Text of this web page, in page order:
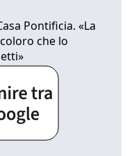
Pontificia. «La
che lo